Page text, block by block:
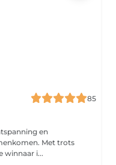
85
en
Met trots
winnaar i...